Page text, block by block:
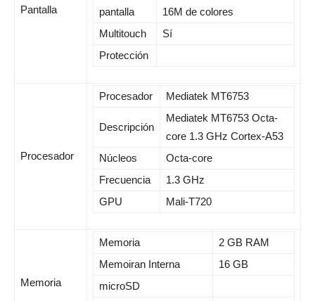
Pantalla
pantalla
16M de colores
Multitouch
Sí
Protección
Procesador
Procesador Mediatek MT6753
Descripción
Mediatek MT6753 Octa-
core 1.3 GHz Cortex-A53
Núcleos
Octa-core
Frecuencia
1.3 GHz
GPU
Mali-T720
Memoria
Memoria
2 GB RAM
Memoiran Interna
16 GB
microSD